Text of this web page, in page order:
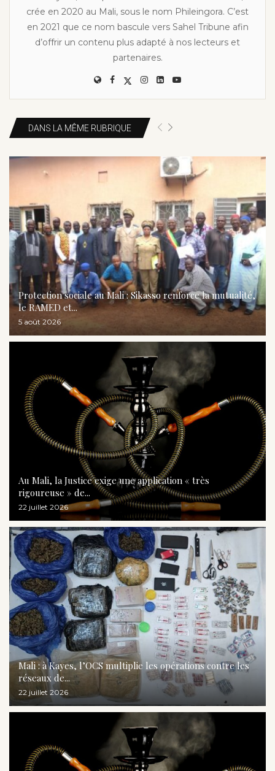
crée en 2020 au Mali, sous le nom Phileingora. C’est
en 2021 que ce nom bascule vers Sahel Tribune afin
d’offrir un contenu plus adapté à nos lecteurs et
partenaires.
DANS LA MÊME RUBRIQUE
Protection sociale au Mali : Sikasso renforce la mutualité,
le RAMED et...
5 août 2026
Au Mali, la Justice exige une application « très
rigoureuse » de...
22 juillet 2026
Mali : à Kayes, l’OCS multiplie les opérations contre les
réseaux de...
22 juillet 2026